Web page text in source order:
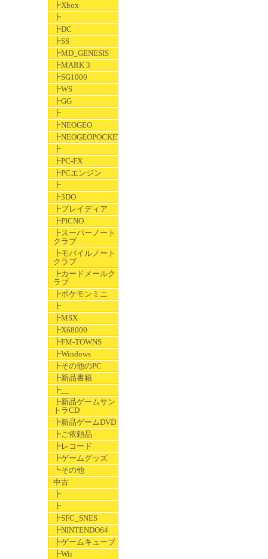
┣Xbox
┣
┣DC
┣SS
┣MD_GENESIS
┣MARK 3
┣SG1000
┣WS
┣GG
┣
┣NEOGEO
┣NEOGEOPOCKET
┣
┣PC-FX
┣PCエンジン
┣
┣3DO
┣プレイディア
┣PICNO
┣スーパーノート
クラブ
┣モバイルノート
クラブ
┣カードメールク
ラブ
┣ポケモンミニ
┣
┣MSX
┣X68000
┣FM-TOWNS
┣Windows
┣その他のPC
┣新品書籍
┣__
┣新品ゲームサン
トラCD
┣新品ゲームDVD
┣ご依頼品
┣レコード
┣ゲームグッズ
┗その他
中古
┣
┣
┣SFC_SNES
┣NINTENDO64
┣ゲームキューブ
┣Wii